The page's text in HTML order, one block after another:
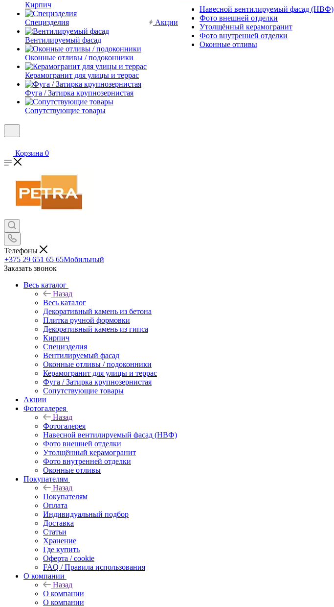
Кирпич
Специзделия
Вентилируемый фасад
Оконные отливы / подоконники
Керамогранит для улицы и террас
Фуга / Затирка крупнозернистая
Сопутствующие товары
Акции
Навесной вентилируемый фасад (НВФ)
Фото внешней отделки
Утолщённый керамогранит
Фото внутренней отделки
Оконные отливы
Корзина 0
Телефоны
+375 29 651 65 65Мобильный
Заказать звонок
Весь каталог
Назад
Весь каталог
Декоративный камень из бетона
Плитка ручной формовки
Декоративный камень из гипса
Кирпич
Специзделия
Вентилируемый фасад
Оконные отливы / подоконники
Керамогранит для улицы и террас
Фуга / Затирка крупнозернистая
Сопутствующие товары
Акции
Фотогалерея
Назад
Фотогалерея
Навесной вентилируемый фасад (НВФ)
Фото внешней отделки
Утолщённый керамогранит
Фото внутренней отделки
Оконные отливы
Покупателям
Назад
Покупателям
Оплата
Индивидуальный подбор
Доставка
Статьи
Хранение
Где купить
Оферта / cookie
FAQ / Правила использования
О компании
Назад
О компании
О компании